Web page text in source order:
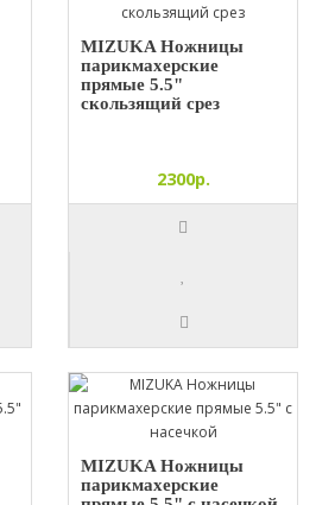
MIZUKA Ножницы
парикмахерские
прямые 5.5"
скользящий срез
2300р.
MIZUKA Ножницы
парикмахерские